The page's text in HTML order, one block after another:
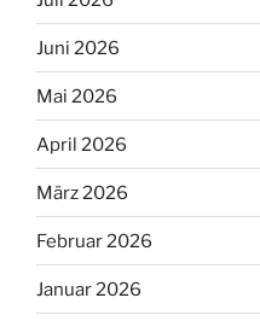
Juni 2026
Mai 2026
April 2026
März 2026
Februar 2026
Januar 2026